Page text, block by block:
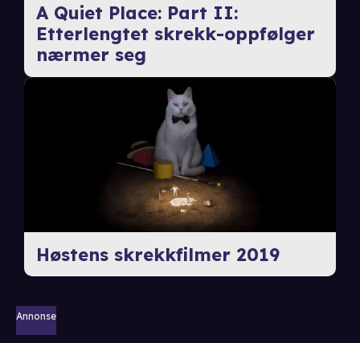
A Quiet Place: Part II:
Etterlengtet skrekk-oppfølger
nærmer seg
Høstens skrekkfilmer 2019
Annonse